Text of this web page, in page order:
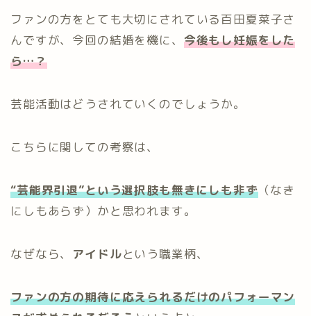
ファンの方をとても大切にされている百田夏菜子さ
んですが、今回の結婚を機に、 今後もし妊娠をした
ら…？
芸能活動はどうされていくのでしょうか。
こちらに関しての考察は、
“芸能界引退”という選択肢も無きにしも非ず（なき
にしもあらず）かと思われます。
なぜなら、 アイドルという職業柄、
ファンの方の期待に応えられるだけのパフォーマン